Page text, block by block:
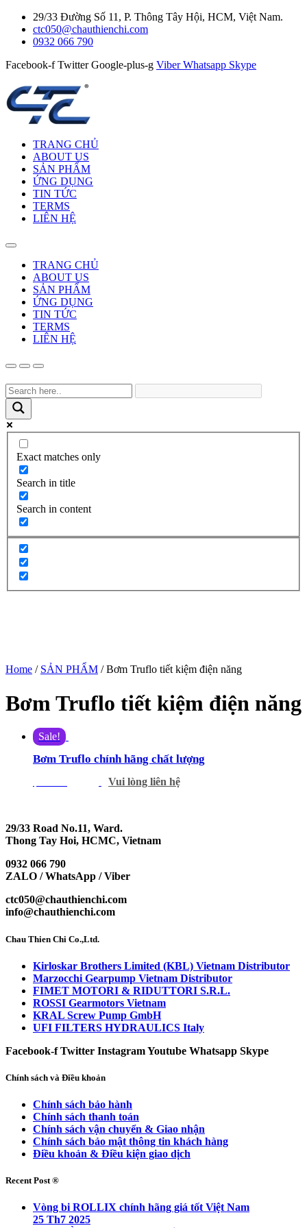
29/33 Đường Số 11, P. Thông Tây Hội, HCM, Việt Nam.
ctc050@chauthienchi.com
0932 066 790
Facebook-f Twitter Google-plus-g Viber Whatsapp Skype
TRANG CHỦ
ABOUT US
SẢN PHẨM
ỨNG DỤNG
TIN TỨC
TERMS
LIÊN HỆ
TRANG CHỦ
ABOUT US
SẢN PHẨM
ỨNG DỤNG
TIN TỨC
TERMS
LIÊN HỆ
Exact matches only
Search in title
Search in content
Home / SẢN PHẨM / Bơm Truflo tiết kiệm điện năng
Bơm Truflo tiết kiệm điện năng
Sale!
Bơm Truflo chính hãng chất lượng
Vui lòng liên hệ
29/33 Road No.11, Ward.
Thong Tay Hoi, HCMC, Vietnam
0932 066 790
ZALO / WhatsApp / Viber
ctc050@chauthienchi.com
info@chauthienchi.com
Chau Thien Chi Co.,Ltd.
Kirloskar Brothers Limited (KBL) Vietnam Distributor
Marzocchi Gearpump Vietnam Distributor
FIMET MOTORI & RIDUTTORI S.R.L.
ROSSI Gearmotors Vietnam
KRAL Screw Pump GmbH
UFI FILTERS HYDRAULICS Italy
Facebook-f Twitter InstagramYoutube Whatsapp Skype
Chính sách và Điều khoản
Chính sách bảo hành
Chính sách thanh toán
Chính sách vận chuyển & Giao nhận
Chính sách bảo mật thông tin khách hàng
Điều khoản & Điều kiện giao dịch
Recent Post ®
Vòng bi ROLLIX chính hãng giá tốt Việt Nam
25 Th7 2025